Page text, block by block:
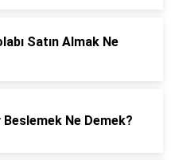
Satın Almak Ne
Beslemek Ne Demek?